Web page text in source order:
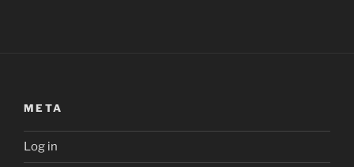
META
Log in